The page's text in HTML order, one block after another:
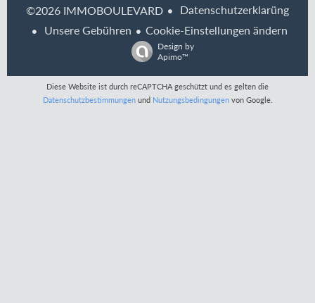
©2026 IMMOBOULEVARD
Datenschutzerklarüng
Unsere Gebühren
Cookie-Einstellungen ändern
Design by
Apimo™
Diese Website ist durch reCAPTCHA geschützt und es gelten die
Datenschutzbestimmungenund Nutzungsbedingungenvon Google.